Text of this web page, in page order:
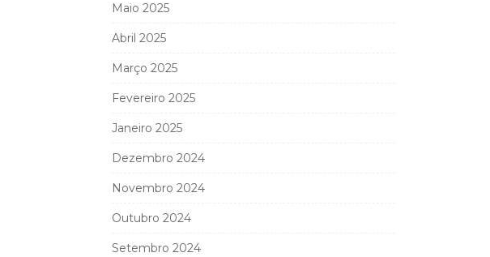
Maio 2025
Abril 2025
Março 2025
Fevereiro 2025
Janeiro 2025
Dezembro 2024
Novembro 2024
Outubro 2024
Setembro 2024